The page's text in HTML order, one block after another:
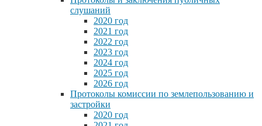
слушаний
2020 год
2021 год
2022 год
2023 год
2024 год
2025 год
2026 год
Протоколы комиссии по землепользованию и
застройки
2020 год